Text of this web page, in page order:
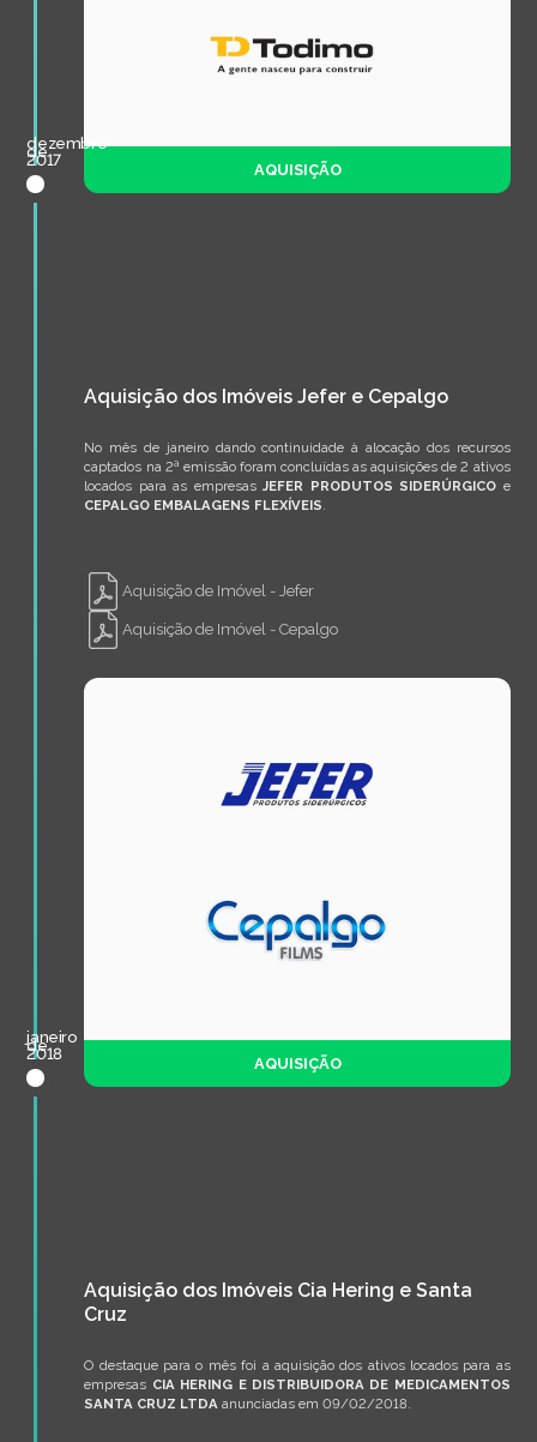
dezembro
de
2017
AQUISIÇÃO
janeiro
de
2018
Aquisição dos Imóveis Jefer e Cepalgo
No mês de janeiro dando continuidade à alocação dos recursos
captados na 2ª emissão foram concluídas as aquisições de 2 ativos
locados para as empresasJEFER PRODUTOS SIDERÚRGICO e
CEPALGO EMBALAGENS FLEXÍVEIS.
Aquisição de Imóvel - Jefer
Aquisição de Imóvel - Cepalgo
AQUISIÇÃO
Aquisição dos Imóveis Cia Hering e Santa
Cruz
O destaque para o mês foi a aquisição dos ativos locados para as
empresas CIA HERING E DISTRIBUIDORA DE MEDICAMENTOS
SANTA CRUZ LTDAanunciadas em 09/02/2018.